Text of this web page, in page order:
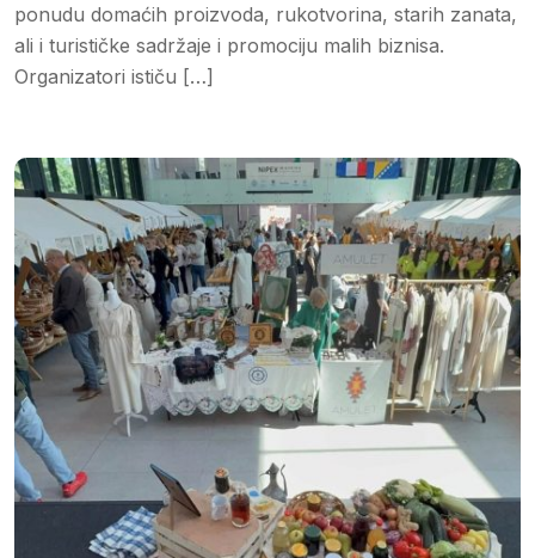
ponudu domaćih proizvoda, rukotvorina, starih zanata,
ali i turističke sadržaje i promociju malih biznisa.
Organizatori ističu […]